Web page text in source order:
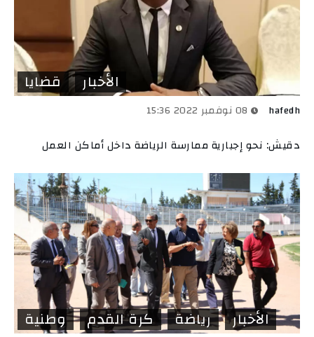
الأخبار قضايا
hafedh
دقيش: نحو إجبارية ممارسة الرياضة داخل أماكن العمل
الأخبار رياضة كرة القدم وطنية